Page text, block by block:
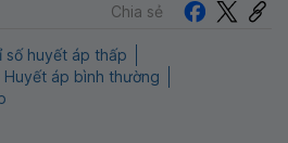
Chia sẻ
số huyết áp thấp
Huyết áp bình thường